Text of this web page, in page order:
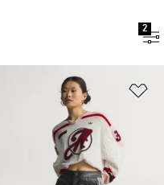
2
alla lista dei desideri